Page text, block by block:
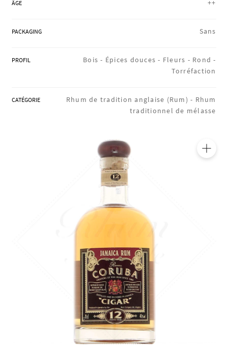
ÂGE ++
PACKAGING Sans
PROFIL Bois - Épices douces - Fleurs - Rond -
Torréfaction
CATÉGORIE Rhum de tradition anglaise (Rum) - Rhum
traditionnel de mélasse